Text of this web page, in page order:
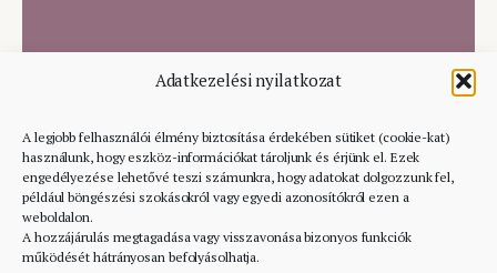
Adatkezelési nyilatkozat
A legjobb felhasználói élmény biztosítása érdekében sütiket (cookie-kat)
használunk, hogy eszköz-információkat tároljunk és érjünk el. Ezek
engedélyezése lehetővé teszi számunkra, hogy adatokat dolgozzunk fel,
például böngészési szokásokról vagy egyedi azonosítókról ezen a
weboldalon.
A hozzájárulás megtagadása vagy visszavonása bizonyos funkciók
működését hátrányosan befolyásolhatja.
mézeinkhez
Az igazi fa tapintását nem lehet pótolni. A
Bárkinek, aki szereti a
természetességet
ÉRDEKEL